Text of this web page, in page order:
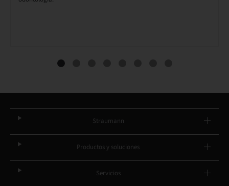
Straumann
Productos y soluciones
Servicios